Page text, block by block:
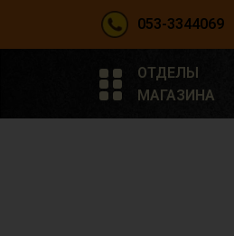
053-3344069
ОТДЕЛЫ
МАГАЗИНА